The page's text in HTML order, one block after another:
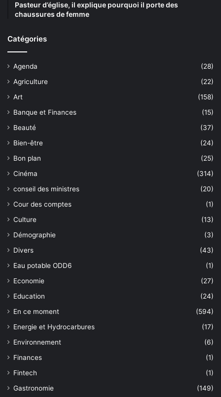
Pasteur d’église, il explique pourquoi il porte des
chaussures de femme
Catégories
Agenda
(28)
Agriculture
(22)
Art
(158)
Banque et Finances
(15)
Beauté
(37)
Bien-être
(24)
Bon plan
(25)
Cinéma
(314)
conseil des ministres
(20)
Cour des comptes
(1)
Culture
(13)
Démographie
(3)
Divers
(43)
Eau potable ODD6
(1)
Economie
(27)
Education
(24)
En ce moment
(594)
Energie et Hydrocarbures
(17)
Environnement
(6)
Finances
(1)
Fintech
(1)
Gastronomie
(149)